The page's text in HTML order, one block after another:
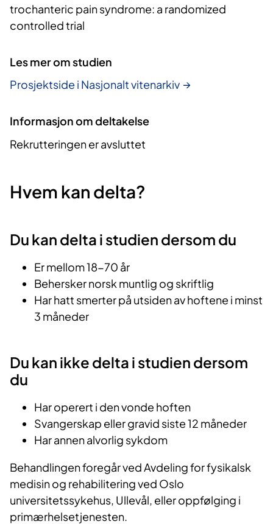
trochanteric pain syndrome: a randomized
controlled trial
Les mer om studien
Prosjektside i Nasjonalt vitenarkiv
Informasjon om deltakelse
Rekrutteringen er avsluttet
Hvem kan delta?
Du kan delta i studien dersom du
Er mellom 18-70 år
Behersker norsk muntlig og skriftlig
Har hatt smerter på utsiden av hoftene i minst
3 måneder
Du kan ikke delta i studien dersom
du
Har operert i den vonde hoften
Svangerskap eller gravid siste 12 måneder
Har annen alvorlig sykdom
Behandlingen foregår ved Avdeling for fysikalsk
medisin og rehabilitering ved Oslo
universitetssykehus, Ullevål, eller oppfølging i
primærhelsetjenesten.